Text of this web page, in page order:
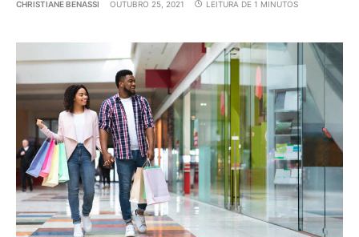
CHRISTIANE BENASSI OUTUBRO 25, 2021 LEITURA DE 1 MINUTOS